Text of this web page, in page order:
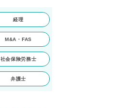
経理
M&A・FAS
社会保険労務士
弁護士